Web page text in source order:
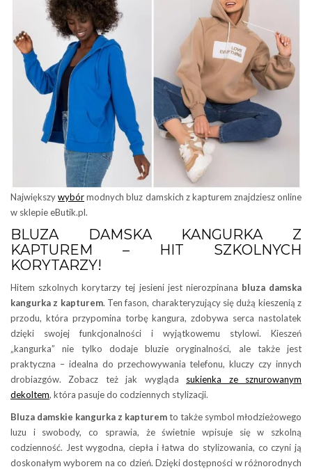
Największywybórmodnych bluz damskich z kapturem znajdziesz online
w sklepie eButik.pl.
BLUZA DAMSKA KANGURKA Z
KAPTUREM – HIT SZKOLNYCH
KORYTARZY!
Hitem szkolnych korytarzy tej jesieni jest nierozpinana bluza damska
kangurka z kapturem. Ten fason, charakteryzujący się dużą kieszenią z
przodu, która przypomina torbę kangura, zdobywa serca nastolatek
dzięki swojej funkcjonalności i wyjątkowemu stylowi. Kieszeń
„kangurka” nie tylko dodaje bluzie oryginalności, ale także jest
praktyczna – idealna do przechowywania telefonu, kluczy czy innych
drobiazgów. Zobacz też jak wygląda sukienka ze sznurowanym
dekoltem, która pasuje do codziennych stylizacji.
Bluza damskie kangurka z kapturemto także symbol młodzieżowego
luzu i swobody, co sprawia, że świetnie wpisuje się w szkolną
codzienność. Jest wygodna, ciepła i łatwa do stylizowania, co czyni ją
doskonałym wyborem na co dzień. Dzięki dostępności w różnorodnych